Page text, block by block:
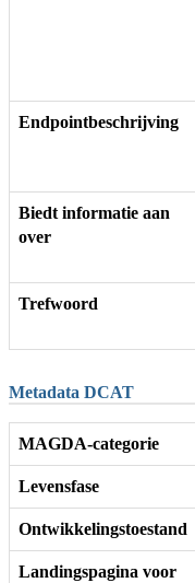
Endpointbeschrijving
Biedt informatie aan
over
Trefwoord
Metadata DCAT
MAGDA-categorie
Levensfase
Ontwikkelingstoestand
Landingspagina voor